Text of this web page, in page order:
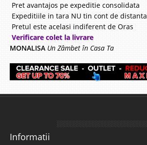
Pret avantajos pe expeditie consolidata
Expeditiile in tara NU tin cont de distanta
Pretul este acelasi indiferent de Oras
Verificare colet la livrare
MONALISA Un Zâmbet în Casa Ta
Informatii